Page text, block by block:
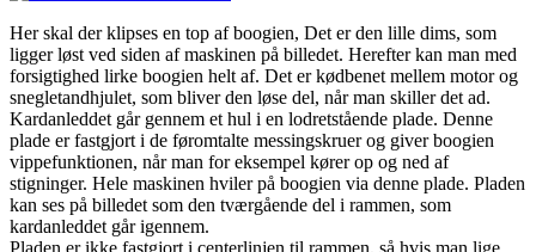
Her skal der klipses en top af boogien, Det er den lille dims, som
ligger løst ved siden af maskinen på billedet. Herefter kan man med
forsigtighed lirke boogien helt af. Det er kødbenet mellem motor og
snegletandhjulet, som bliver den løse del, når man skiller det ad.
Kardanleddet går gennem et hul i en lodretstående plade. Denne
plade er fastgjort i de føromtalte messingskruer og giver boogien
vippefunktionen, når man for eksempel kører op og ned af
stigninger. Hele maskinen hviler på boogien via denne plade. Pladen
kan ses på billedet som den tværgående del i rammen, som
kardanleddet går igennem.
Pladen er ikke fastgjort i centerlinjen til rammen, så hvis man lige